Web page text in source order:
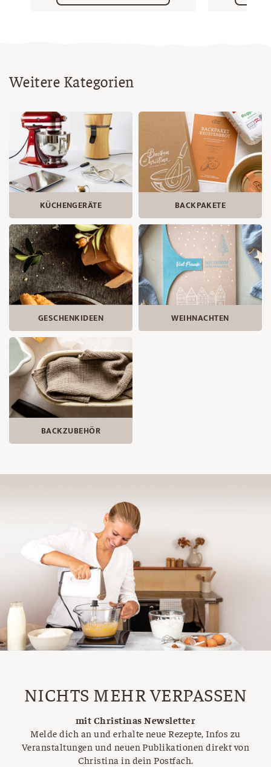
Weitere Kategorien
KÜCHENGERÄTE BACKPAKETE
GESCHENKIDEEN WEIHNACHTEN
BACKZUBEHÖR
NICHTS MEHR VERPASSEN
mit Christinas Newsletter
Melde dich an und erhalte neue Rezepte, Infos zu
Veranstaltungen und neuen Publikationen direkt von
Christina in dein Postfach.